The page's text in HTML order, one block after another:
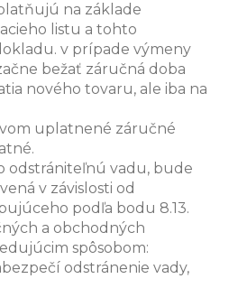
na základe
listu a tohto
v prípade výmeny
bežať záručná doba
nového tovaru, ale iba na
uplatnené záručné
odstrániteľnú vadu, bude
v závislosti od
podľa bodu 8.13.
a obchodných
spôsobom:
odstránenie vady,